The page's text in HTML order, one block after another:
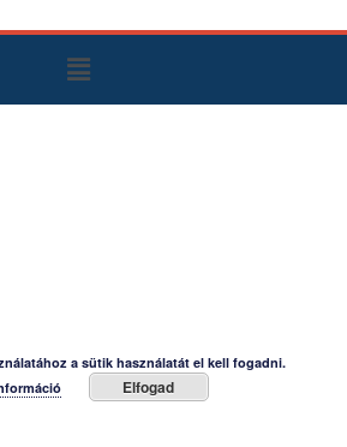
a sütik használatát el kell fogadni.
Elfogad